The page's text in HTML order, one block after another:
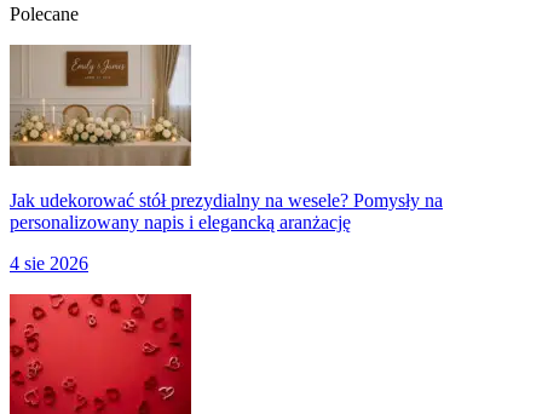
Polecane
Jak udekorować stół prezydialny na wesele? Pomysły na
personalizowany napis i elegancką aranżację
4 sie 2026